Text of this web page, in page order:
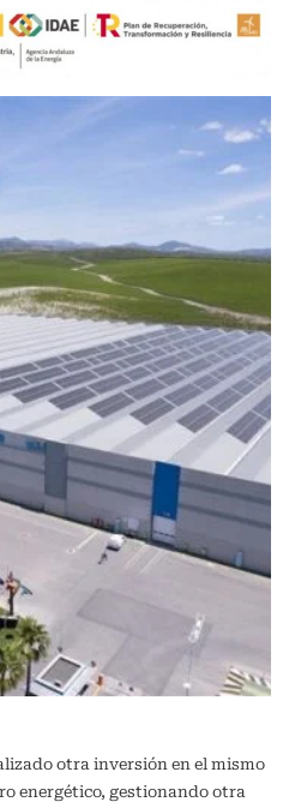
otra inversión en el mismo
energético, gestionando otra